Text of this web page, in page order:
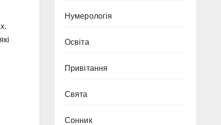
Нумерологія
Освіта
Привітання
Свята
Сонник